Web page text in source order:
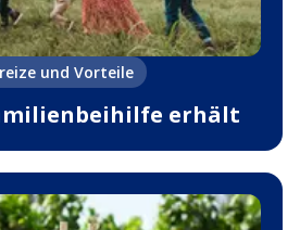
und Vorteile
erhält